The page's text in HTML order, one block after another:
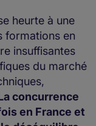
heurte à une
formations en
insuffisantes
du marché
concurrence
en France et